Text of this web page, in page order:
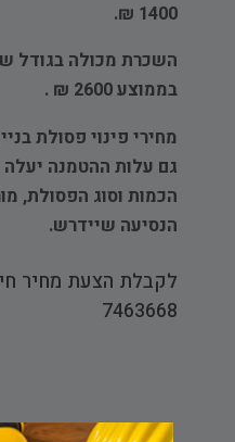
1400 ₪.
בממוצע 2600 ₪ .
מחירי פינוי פסולת
הכמות וסוג הפסולת,
הנסיעה שיידרש.
7463668